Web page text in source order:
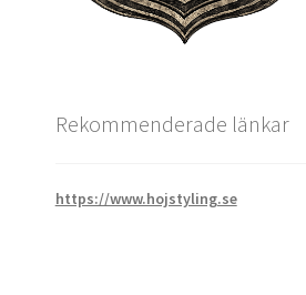
Rekommenderade länkar
https://www.hojstyling.se